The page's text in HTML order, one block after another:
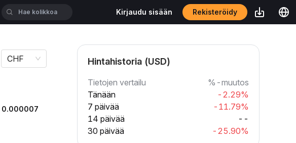
Kirjaudu sisään Rekisteröidy
CHF
0.000007
Hintahistoria (USD)
Tietojen vertailu
%-muutos
Tänään
-2.29%
7 päivää
-11.79%
14 päivää
--
30 päivää
-25.90%